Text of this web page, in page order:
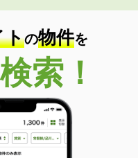
トの物件を
索！